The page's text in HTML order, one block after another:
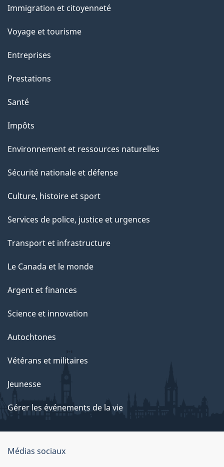
sujets
Immigration et citoyenneté
Voyage et tourisme
Entreprises
Prestations
Santé
Impôts
Environnement et ressources naturelles
Sécurité nationale et défense
Culture, histoire et sport
Services de police, justice et urgences
Transport et infrastructure
Le Canada et le monde
Argent et finances
Science et innovation
Autochtones
Vétérans et militaires
Jeunesse
Gérer les événements de la vie
Organisation
Médias sociaux